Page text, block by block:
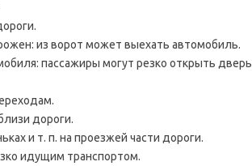
из ворот может выехать автомобиль.
пассажиры могут резко открыть дверь
дороги.
и т. п. на проезжей части дороги.
идущим транспортом.